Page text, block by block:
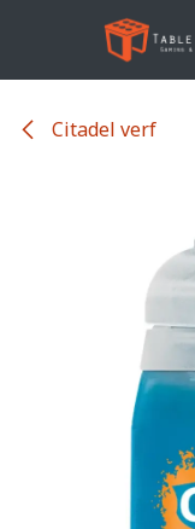
Overslaan naar inhoud
Citadel verf